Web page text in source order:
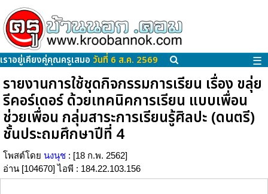
เราอยู่เคียงคู่คุณครูเสมอ วันที่ 6 ส.ค. 2569 ☰
รายงานการใช้ชุดกิจกรรมการเรียน เรื่อง ขลุ่ย
รีคอร์เดอร์ ด้วยเทคนิคการเรียน แบบเพื่อน
ช่วยเพื่อน กลุ่มสาระการเรียนรู้ศิลปะ (ดนตรี)
ชั้นประถมศึกษาปีที่ 4
โพสต์โดย นงนุช : [18 ก.พ. 2562]
อ่าน [104670] ไอพี : 184.22.103.156